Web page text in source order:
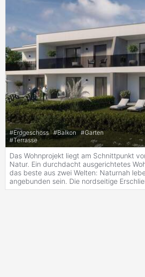
#Erdgeschoss #Balkon #Garten
#Terrasse
Das Wohnprojekt liegt am Schnittpunkt
Natur. Ein durchdacht ausgerichtetes
das beste aus zwei Welten: Naturnah
angebunden sein. Die nordseitige